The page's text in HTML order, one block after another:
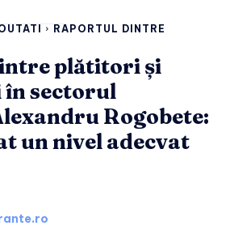
RAPORTUL DINTRE
plătitori și
sectorul
Rogobete:
un nivel adecvat